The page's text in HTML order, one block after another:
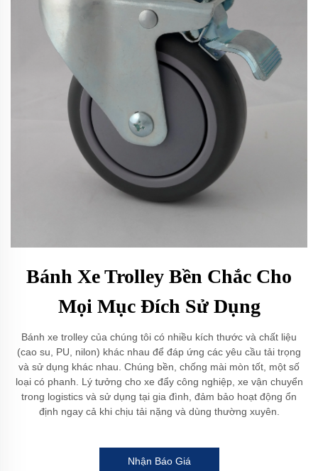
Bánh Xe Trolley Bền Chắc Cho
Mọi Mục Đích Sử Dụng
Bánh xe trolley của chúng tôi có nhiều kích thước và chất liệu
(cao su, PU, nilon) khác nhau để đáp ứng các yêu cầu tải trọng
và sử dụng khác nhau. Chúng bền, chống mài mòn tốt, một số
loại có phanh. Lý tưởng cho xe đẩy công nghiệp, xe vận chuyển
trong logistics và sử dụng tại gia đình, đảm bảo hoạt động ổn
định ngay cả khi chịu tải nặng và dùng thường xuyên.
Nhận Báo Giá